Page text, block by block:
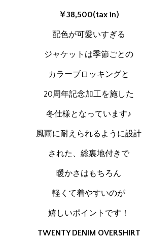
￥38,500(tax in)
配色が可愛いすぎる
ジャケットは季節ごとの
カラーブロッキングと
20周年記念加工を施した
冬仕様となっています♪
風雨に耐えられるように設計
された、総裏地付きで
暖かさはもちろん
軽くて着やすいのが
嬉しいポイントです！
TWENTY DENIM OVERSHIRT